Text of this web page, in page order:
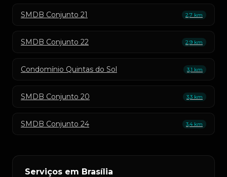
SMDB Conjunto 21 2,7 km
SMDB Conjunto 22 2,9 km
Condomínio Quintas do Sol 3,1 km
SMDB Conjunto 20 3,3 km
SMDB Conjunto 24 3,4 km
Serviços em Brasília